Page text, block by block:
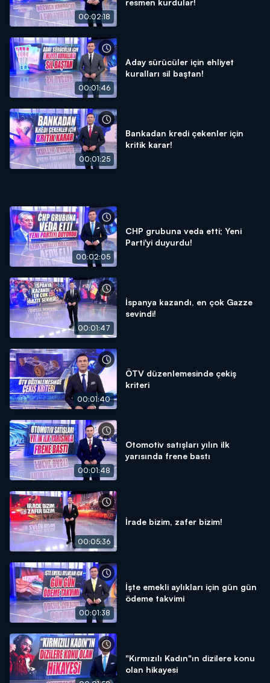
00:02:18
resmen kurdular!
00:01:46
Aday sürücüler için ehliyet
kuralları sil baştan!
00:01:25
Bankadan kredi çekenler için
kritik karar!
00:02:05
CHP grubuna veda etti; Yeni
Parti'yi duyurdu!
00:01:47
İspanya kazandı, en çok Gazze
sevindi!
00:01:40
ÖTV düzenlemesinde çekiş
kriteri
00:01:48
Otomotiv satışları yılın ilk
yarısında frene bastı
00:05:36
İrade bizim, zafer bizim!
00:01:38
İşte emekli aylıkları için gün gün
ödeme takvimi
"Kırmızılı Kadın"ın dizilere konu
olan hikayesi